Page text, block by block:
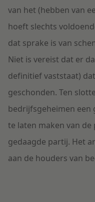
van het (hebben van
hoeft slechts
dat sprake is van
Niet is vereist dat er
definitief vaststaat)
geschonden. Ten
bedrijfsgeheimen een
te laten maken van
gedaagde partij. Het
aan de houders van